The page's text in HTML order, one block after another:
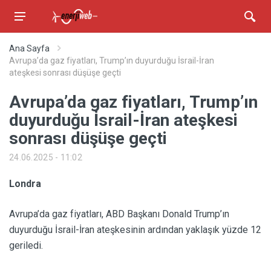
Ana Sayfa
Avrupa’da gaz fiyatları, Trump’ın duyurduğu İsrail-İran
ateşkesi sonrası düşüşe geçti
Avrupa’da gaz fiyatları, Trump’ın
duyurduğu İsrail-İran ateşkesi
sonrası düşüşe geçti
24.06.2025 - 11:02
Londra
Avrupa’da gaz fiyatları, ABD Başkanı Donald Trump’ın
duyurduğu İsrail-İran ateşkesinin ardından yaklaşık yüzde 12
geriledi.